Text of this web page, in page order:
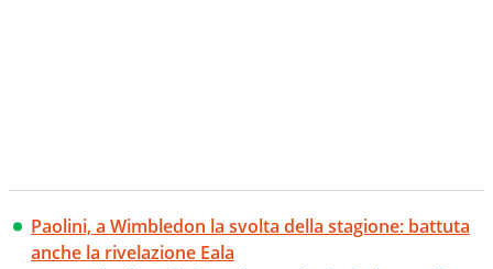
Paolini, a Wimbledon la svolta della stagione: battuta
anche la rivelazione Eala